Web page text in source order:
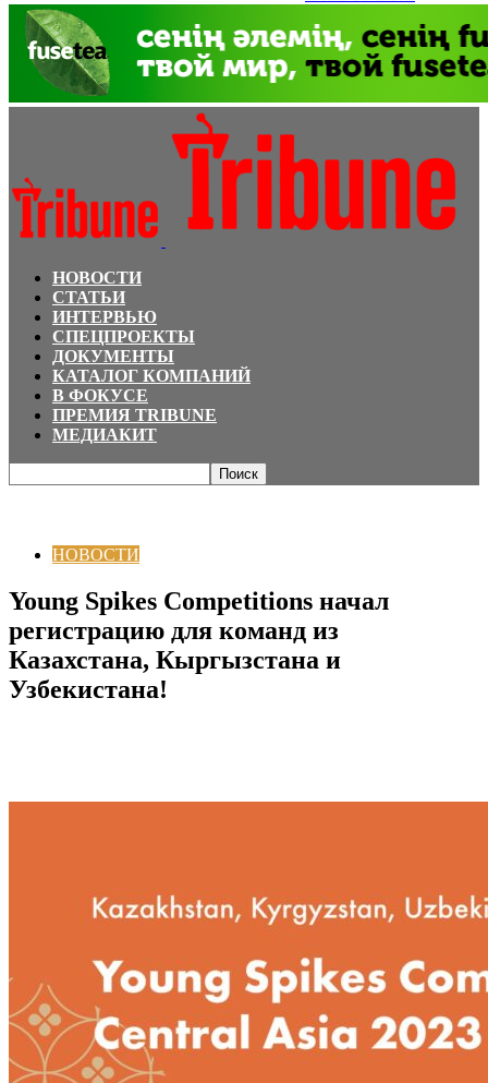
НОВОСТИ
СТАТЬИ
ИНТЕРВЬЮ
СПЕЦПРОЕКТЫ
ДОКУМЕНТЫ
КАТАЛОГ КОМПАНИЙ
В ФОКУСЕ
ПРЕМИЯ TRIBUNE
МЕДИАКИТ
НОВОСТИ
Young Spikes Competitions начал
регистрацию для команд из
Казахстана, Кыргызстана и
Узбекистана!